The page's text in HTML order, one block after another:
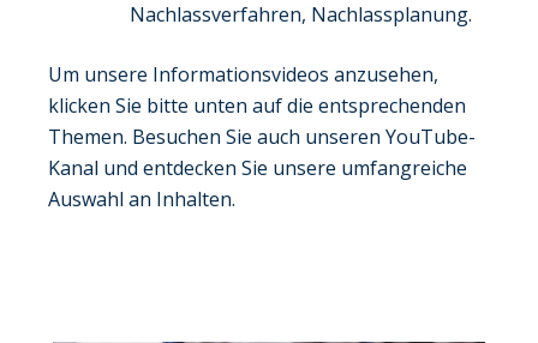
Nachlassverfahren, Nachlassplanung.
Um unsere Informationsvideos anzusehen,
klicken Sie bitte unten auf die entsprechenden
Themen. Besuchen Sie auch unseren YouTube-
Kanal und entdecken Sie unsere umfangreiche
Auswahl an Inhalten.